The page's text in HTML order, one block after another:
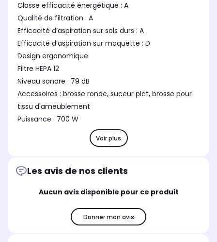
Classe efficacité énergétique : A
Qualité de filtration : A
Efficacité d’aspiration sur sols durs : A
Efficacité d’aspiration sur moquette : D
Design ergonomique
Filtre HEPA 12
Niveau sonore : 79 dB
Accessoires : brosse ronde, suceur plat, brosse pour
tissu d'ameublement
Puissance : 700 W
Voir plus
Les avis de nos clients
Aucun avis disponible pour ce produit
Donner mon avis